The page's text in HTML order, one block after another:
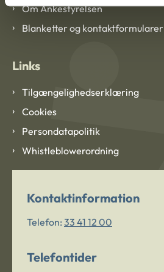
Om Ankestyrelsen
Blanketter og kontaktformularer
Links
Tilgængelighedserklæring
Cookies
Persondatapolitik
Whistleblowerordning
Kontaktinformation
Telefon: 33 41 12 00
Telefontider